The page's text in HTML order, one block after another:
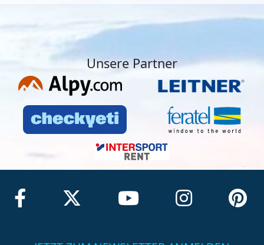
Unsere Partner